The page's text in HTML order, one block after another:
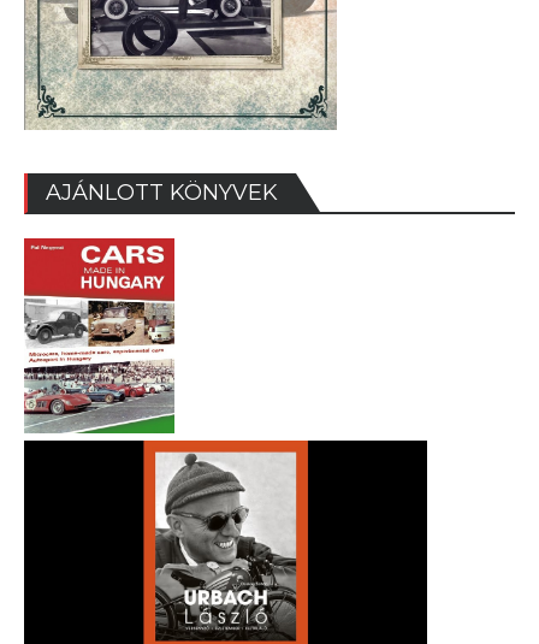
AJÁNLOTT KÖNYVEK